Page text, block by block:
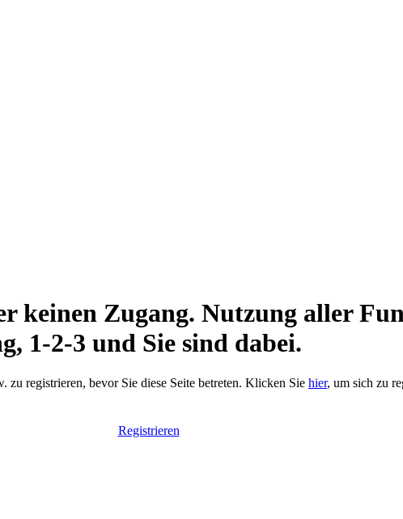
keinen Zugang. Nutzung aller
1-2-3 und Sie sind dabei.
zu registrieren, bevor Sie diese Seite betreten. Klicken Sie hier, um sich zu
Registrieren